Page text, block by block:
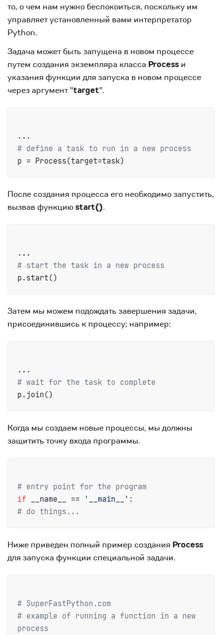
то, о чем нам нужно беспокоиться, поскольку им
управляет установленный вами интерпретатор
Python.
Задача может быть запущена в новом процессе
путем создания экземпляра класса Process и
указания функции для запуска в новом процессе
через аргумент "target".
# define a task to run in a new process
p = Process(target=task)
После создания процесса его необходимо запустить,
вызвав функциюstart().
# start the task in a new process
p.start()
Затем мы можем подождать завершения задачи,
присоединившись к процессу; например:
# wait for the task to complete
p.join()
Когда мы создаем новые процессы, мы должны
защитить точку входа программы.
# entry point for the program
if __name__ == '__main__'
# do things...
Ниже приведен полный пример создания Process
для запуска функции специальной задачи.
# SuperFastPython.com
# example of running a function in a new
process